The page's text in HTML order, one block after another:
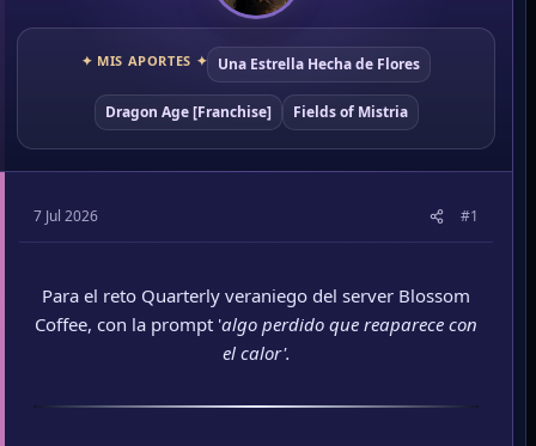
✦ MIS APORTES ✦ Una Estrella Hecha de Flores
Dragon Age [Franchise] Fields of Mistria
7 Jul 2026 #1
Para el reto Quarterly veraniego del server Blossom
Coffee, con la prompt 'algo perdido que reaparece con
el calor'.